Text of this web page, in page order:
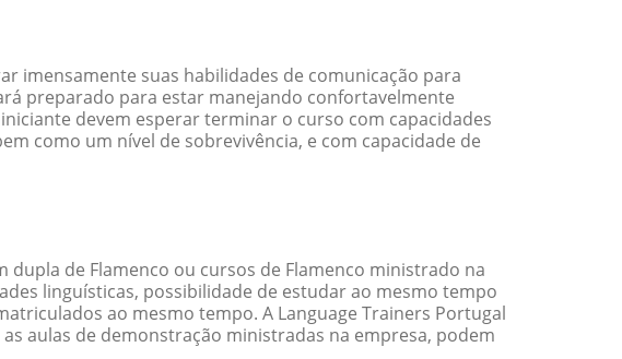
imensamente suas habilidades de comunicação para
preparado para estar manejando confortavelmente
devem esperar terminar o curso com capacidades
como um nível de sobrevivência, e com capacidade de
de Flamenco ou cursos de Flamenco ministrado na
linguísticas, possibilidade de estudar ao mesmo tempo
ao mesmo tempo. A Language Trainers Portugal
aulas de demonstração ministradas na empresa, podem